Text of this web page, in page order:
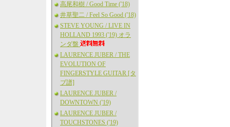
高尾和樹 / Good Time ('18)
井草聖二 / Feel So Good ('18)
STEVE YOUNG / LIVE IN
HOLLAND 1993 ('19) オラ
ンダ盤
LAURENCE JUBER / THE
EVOLUTION OF
FINGERSTYLE GUITAR [タ
ブ譜]
LAURENCE JUBER /
DOWNTOWN ('19)
LAURENCE JUBER /
TOUCHSTONES ('19)